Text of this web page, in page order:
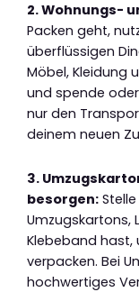
2. Wohnungs-
Packen geht,
überflüssigen
Möbel, Kleidung
und spende
nur den
deinem neuen
3.
besorgen:
Umzugskartons,
Klebeband hast,
verpacken. Bei
hochwertiges